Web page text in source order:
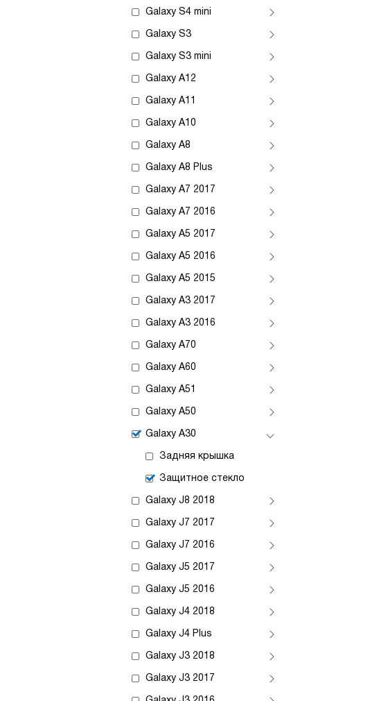
Galaxy S4 mini
Galaxy S3
Galaxy S3 mini
Galaxy A12
Galaxy A11
Galaxy A10
Galaxy A8
Galaxy A8 Plus
Galaxy A7 2017
Galaxy A7 2016
Galaxy A5 2017
Galaxy A5 2016
Galaxy A5 2015
Galaxy A3 2017
Galaxy A3 2016
Galaxy A70
Galaxy A60
Galaxy A51
Galaxy A50
Galaxy A30
Задняя крышка
Защитное стекло
Galaxy J8 2018
Galaxy J7 2017
Galaxy J7 2016
Galaxy J5 2017
Galaxy J5 2016
Galaxy J4 2018
Galaxy J4 Plus
Galaxy J3 2018
Galaxy J3 2017